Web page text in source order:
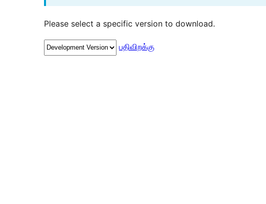
Please select a specific version to download.
பதிவிறக்கு